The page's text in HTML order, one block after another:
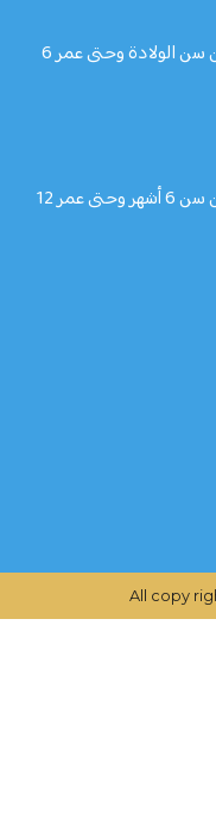
تركيبة حليب فائقة الجودة للأطفال الرضع من سن الولادة وحتى عمر 6
تركيبة حليب فائقة الجودة للأطفال الرضع من سن 6 أشهر وحتى عمر 12